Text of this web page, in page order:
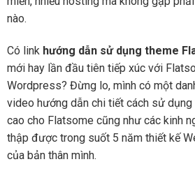
nào.
Có link hướng dẫn sử dụng theme
mới hay lần đầu tiên tiếp xúc với
Wordpress? Đừng lo, mình có một
video hướng dẫn chi tiết cách sử
cao cho Flatsome cũng như các kinh
thập được trong suốt 5 năm thiết kế
của bản thân mình.